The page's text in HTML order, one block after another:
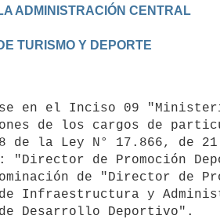
ADMINISTRACIÓN CENTRAL
TURISMO Y DEPORTE
de los cargos de
de la Ley N° 17.866, de
"Director de Promoción
de "Director de
Infraestructura y
Desarrollo Deportivo".